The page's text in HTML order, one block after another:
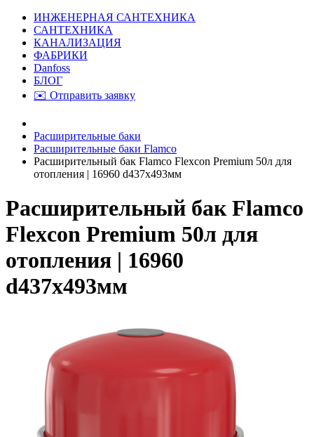
ИНЖЕНЕРНАЯ САНТЕХНИКА
САНТЕХНИКА
КАНАЛИЗАЦИЯ
ФАБРИКИ
Danfoss
БЛОГ
✉️ Отправить заявку
Расширительные баки
Расширительные баки Flamco
Расширительный бак Flamco Flexcon Premium 50л для
отопления | 16960 d437x493мм
Расширительный бак Flamco
Flexcon Premium 50л для
отопления | 16960
d437x493мм